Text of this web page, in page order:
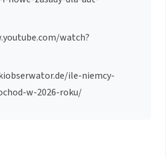
watch?
ile-niemcy-
w-2026-roku/